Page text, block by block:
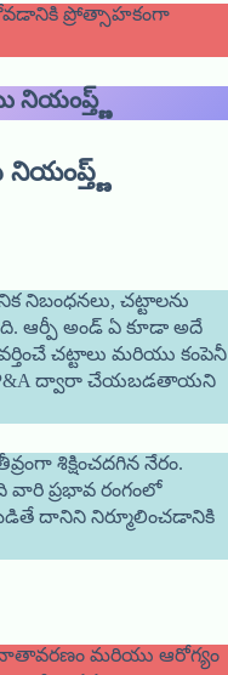
ప్రోత్సాహకంగా
నియంప్త్ణ్
నిబంధనలు, చట్టాలను
ఆర్పీ అండ్ ఏ కూడా అదే
చట్టాలు మరియు కంపెనీ
ద్వారా చేయబడతాయని
శిక్షించదగిన నేరం.
ప్రభావ రంగంలో
దానిని నిర్మూలించడానికి
వాతావరణం మరియు ఆరోగ్యం